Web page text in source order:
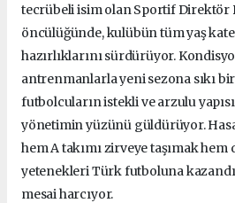
tecrübeli isim olan Sportif Direktör
öncülüğünde, kulübün tüm yaş
hazırlıklarını sürdürüyor.
antrenmanlarla yeni sezona sıkı
futbolcuların istekli ve arzulu
yönetimin yüzünü güldürüyor.
hem A takımı zirveye taşımak hem
yetenekleri Türk futboluna
mesai harcıyor.